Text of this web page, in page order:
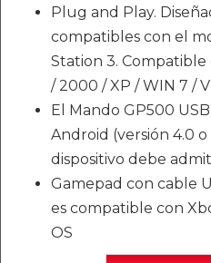
Plug and Play.
compatibles con el
Station 3. Compatible
/ 2000 / XP / WIN 7 /
El Mando GP500
Android (versión 4.0 o
dispositivo debe
Gamepad con cable
es compatible con
OS